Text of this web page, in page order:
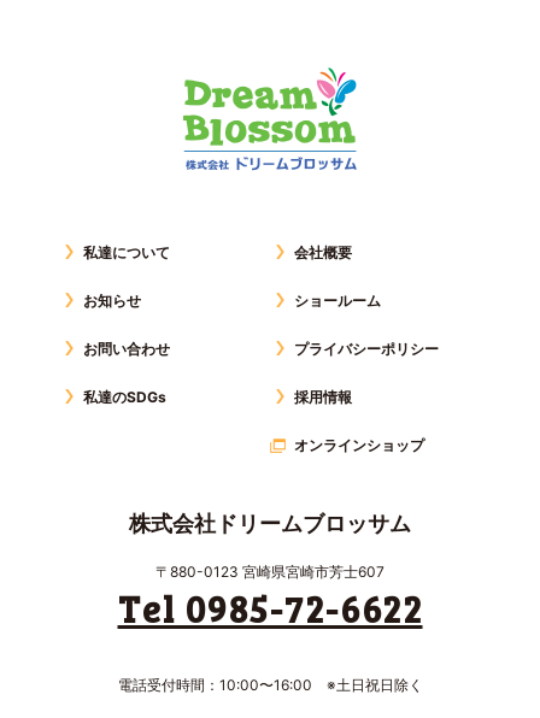
私達について
お知らせ
お問い合わせ
私達のSDGs
会社概要
ショールーム
プライバシーポリシー
採用情報
オンラインショップ
株式会社ドリームブロッサム
〒880-0123 宮崎県宮崎市芳士607
Tel 0985-72-6622
電話受付時間：10:00〜16:00 ※土日祝日除く